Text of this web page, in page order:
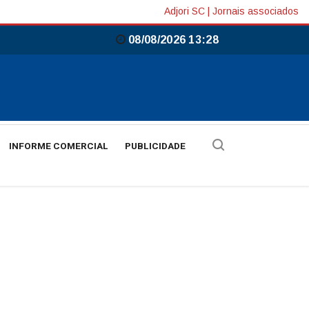
Adjori SC Jornais associados
08/08/2026 13:28
INFORME COMERCIAL PUBLICIDADE